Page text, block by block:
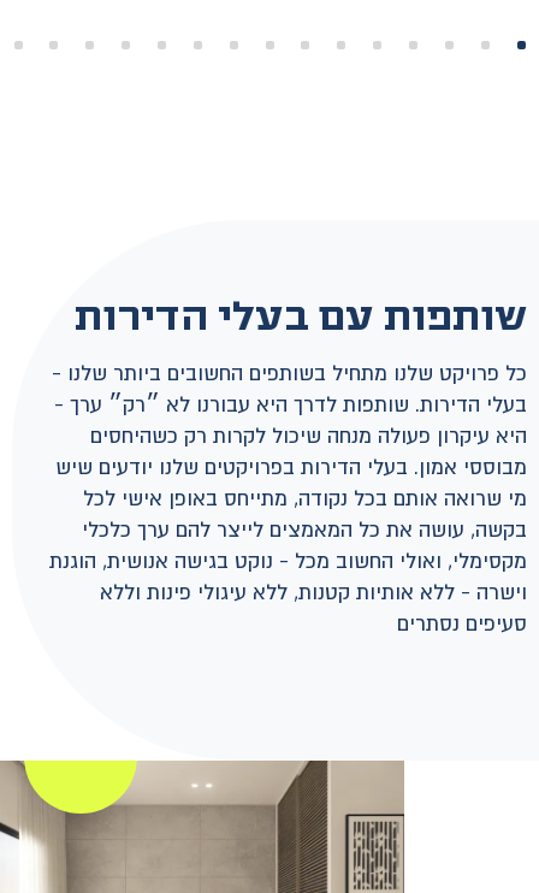
שותפות עם בעלי הדירות
כל פרויקט שלנו מתחיל בשותפים החשובים ביותר שלנו -
בעלי הדירות. שותפות לדרך היא עבורנו לא ״רק״ ערך -
היא עיקרון פעולה מנחה שיכול לקרות רק כשהיחסים
מבוססי אמון. בעלי הדירות בפרויקטים שלנו יודעים שיש
מי שרואה אותם בכל נקודה, מתייחס באופן אישי לכל
בקשה, עושה את כל המאמצים לייצר להם ערך כלכלי
מקסימלי, ואולי החשוב מכל - נוקט בגישה אנושית, הוגנת
וישרה - ללא אותיות קטנות, ללא עיגולי פינות וללא
סעיפים נסתרים